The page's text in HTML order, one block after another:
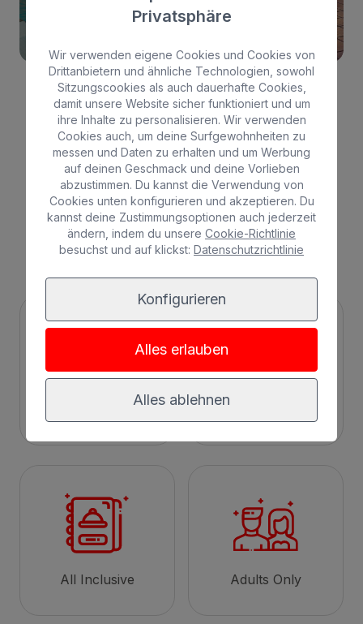
Bull Escorial & Spa
Mehr
Entdecken Sie alle unsere
Erlebnisse.
All Inclusive Adults Only
Privatsphäre
Wir verwenden eigene Cookies und Cookies von
Drittanbietern und ähnliche Technologien, sowohl
Sitzungscookies als auch dauerhafte Cookies,
damit unsere Website sicher funktioniert und um
ihre Inhalte zu personalisieren. Wir verwenden
Cookies auch, um deine Surfgewohnheiten zu
messen und Daten zu erhalten und um Werbung
auf deinen Geschmack und deine Vorlieben
abzustimmen. Du kannst die Verwendung von
Cookies unten konfigurieren und akzeptieren. Du
kannst deine Zustimmungsoptionen auch jederzeit
ändern, indem du unsere Cookie-Richtlinie
besuchst und auf klickst: Datenschutzrichtlinie
Konfigurieren
Alles erlauben
Alles ablehnen